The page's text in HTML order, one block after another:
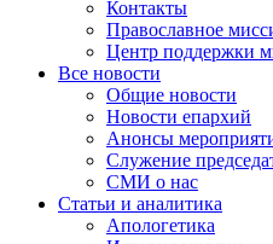
Контакты
Православное
Центр поддержки
Все новости
Общие новости
Новости епархий
Анонсы
Служение
СМИ о нас
Статьи и аналитика
Апологетика